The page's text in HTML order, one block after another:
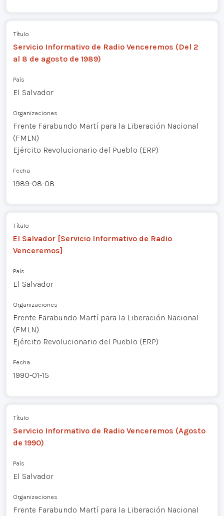
Título
Servicio Informativo de Radio Venceremos (Del 2
al 8 de agosto de 1989)
País
El Salvador
Organizaciones
Frente Farabundo Martí para la Liberación Nacional
(FMLN)
Ejército Revolucionario del Pueblo (ERP)
Fecha
1989-08-08
Título
El Salvador [Servicio Informativo de Radio
Venceremos]
País
El Salvador
Organizaciones
Frente Farabundo Martí para la Liberación Nacional
(FMLN)
Ejército Revolucionario del Pueblo (ERP)
Fecha
1990-01-15
Título
Servicio Informativo de Radio Venceremos (Agosto
de 1990)
País
El Salvador
Organizaciones
Frente Farabundo Martí para la Liberación Nacional